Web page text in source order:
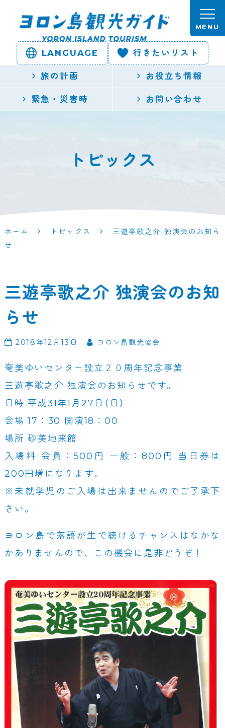
ヨロン島
観光ガイ
ド | 鹿児
端の与論
光サイト
LANGUAGE 行きたいリスト
旅の計画 お役立ち情報
緊急・災害時 お問い合わせ
MENU
トピックス
ホーム トピックス
三遊亭歌之介 独演会のお知ら
せ
三遊亭歌之介 独演会のお知
らせ
2018年12月13日 ヨロン島観光協会
奄美ゆいセンター設立２０周年記念事業
三遊亭歌之介 独演会のお知らせです。
日時 平成31年1月27日（日）
会場 17：30 開演18：00
場所 砂美地来館
入場料 会員：500円 一般：800円 当日券は
200円増になります。
※未就学児のご入場は出来ませんのでご了承下
さい。
ヨロン島で落語が生で聴けるチャンスはなかな
かありませんので、この機会に是非どうぞ！